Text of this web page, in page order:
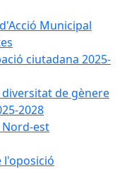
Municipal
ciutadana 2025-
de gènere
2028
est
l'oposició